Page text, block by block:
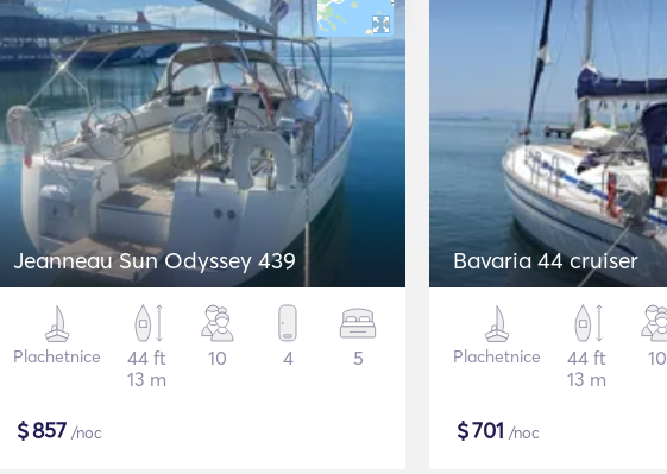
Jeanneau Sun Odyssey 439
Plachetnice
44 ft
13 m
10 4 5
$857 /noc
Bavaria 44 cruiser
Plachetnice
44 ft
13 m
10
$701 /noc